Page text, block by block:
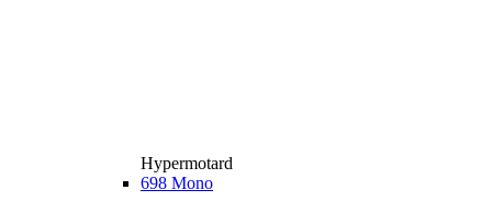
Hypermotard
698 Mono